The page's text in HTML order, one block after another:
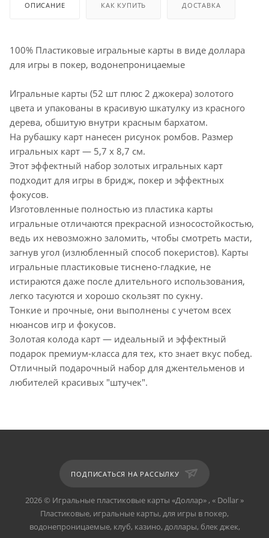
ОПИСАНИЕ КАК КУПИТЬ ДОСТАВКА
100% Пластиковые игральные карты в виде доллара
для игры в покер, водонепроницаемые
Игральные карты (52 шт плюс 2 джокера) золотого
цвета и упакованы в красивую шкатулку из красного
дерева, обшитую внутри красным бархатом.
На рубашку карт нанесен рисунок ромбов. Размер
игральных карт — 5,7 x 8,7 см.
Этот эффектный набор золотых игральных карт
подходит для игры в бридж, покер и эффектных
фокусов.
Изготовленные полностью из пластика карты
игральные отличаются прекрасной износостойкостью,
ведь их невозможно заломить, чтобы смотреть масти,
загнув угол (излюбленный способ покеристов). Карты
игральные пластиковые тиснено-гладкие, не
истираются даже после длительного использования,
легко тасуются и хорошо скользят по сукну.
Тонкие и прочные, они выполнены с учетом всех
нюансов игр и фокусов.
Золотая колода карт — идеальный и эффектный
подарок премиум-класса для тех, кто знает вкус побед.
Отличный подарочный набор для джентельменов и
любителей красивых "штучек".
ПОДПИСАТЬСЯ НА РАССЫЛКУ
2026 © Игральные пластиковые карты «Доллар» , « Dollar »
Пластиковые, игральные карты, для игры в покер,
водонепроницаемые, клуб, казино, доллары, блек джек,